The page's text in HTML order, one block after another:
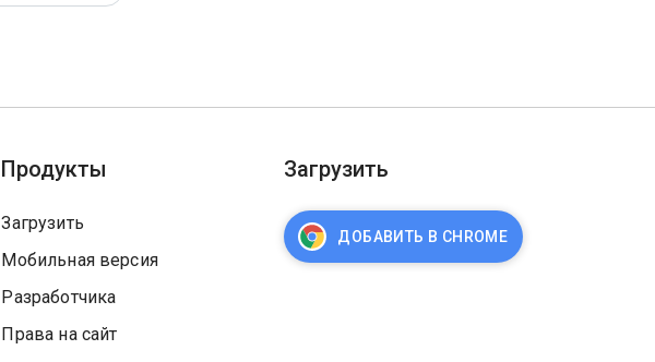
Продукты
Загрузить
Мобильная версия
Разработчика
Права на сайт
Загрузить
ДОБАВИТЬ В CHROME